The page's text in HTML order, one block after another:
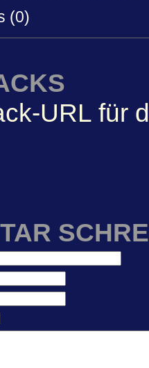
(0)
URL für